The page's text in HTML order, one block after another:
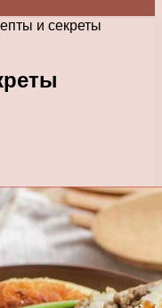
и секреты